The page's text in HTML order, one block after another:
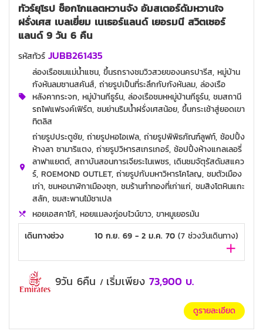
ทัวร์ยุโรป ช็อกโกแลตหวานจัง อัมสเตอร์ดัมหวานใจ
ฝรั่งเศส เบลเยี่ยม เนเธอร์แลนด์ เยอรมนี สวิตเซอร์
แลนด์ 9 วัน 6 คืน
รหัสทัวร์ JUBB261435
ล่องเรือชมแม่น้ำแซน, ขึ้นรถรางชมวิวสวยของนครปารีส, หมู่บ้าน
กังหันลมซานสคันส์, ถ่ายรูปเป็นที่ระลึกกับกังหันลม, ล่องเรือ
หลังคากระจก, หมู่บ้านกีธูร์น, ล่องเรือชมหหมู่บ้านกีธูร์น, ชมสถานี
รถไฟแฟรงค์เฟิร์ต, ชมย่านริมน้ำฝรั่งเศสน้อย, ขึ้นกระเช้าสู่ยอดเขา
ทิตลิส
ถ่ายรูปประตูชัย, ถ่ายรูปหอไอเฟล, ถ่ายรูปพิพิธภัณฑ์ลูฟท์, ช้อปปิ้ง
ห้างลา ซามาริแตง, ถ่ายรูปวิหารสเกรเกอร์, ช้อปปิ้งห้างแกลเลอรี่
ลาฟาแยตต์, สถาบันสอนการเจียระไนเพชร, เดินชมจัตุรัสดัมสแคว
ร์, ROEMOND OUTLET, ถ่ายรูปกับมหาวิหารโคโลญ, ชมตัวเมือง
เก่า, ชมหอนาฬิกาเมืองซุก, ชมร้านทำทองที่เก่าแก่, ชมสิงโตหินแกะ
สลัก, ชมสะพานไม้ชาเปล
หอยเอสคาโก้, หอยแมลงภู่อบไวน์ขาว, ขาหมูเยอรมัน
เดินทางช่วง
10 ก.ย. 69 - 2 ม.ค. 70 (7 ช่วงวันเดินทาง)
9วัน 6คืน / เริ่มเพียง 73,900 บ.
ดูรายละเอียด